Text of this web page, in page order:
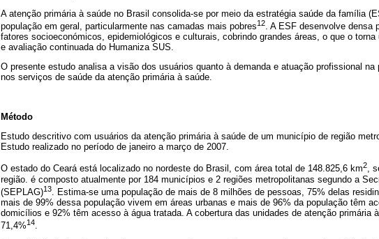
A atenção primária à saúde no Brasil consolida-se por meio da estratégia saúde da família
população em geral, particularmente nas camadas mais pobres12. A ESF desenvolve densa
fatores socioeconómicos, epidemiológicos e culturais, cobrindo grandes áreas, o que o
e avaliação continuada do Humaniza SUS.
O presente estudo analisa a visão dos usuários quanto à demanda e atuação profissional
nos serviços de saúde da atenção primária à saúde.
Método
Estudo descritivo com usuários da atenção primária à saúde de um município de região
Estudo realizado no período de janeiro a março de 2007.
O estado do Ceará está localizado no nordeste do Brasil, com área total de 148.825,6 km2,
região. é composto atualmente por 184 municípios e 2 regiões metropolitanas segundo a
(SEPLAG)13. Estima-se uma população de mais de 8 milhões de pessoas, 75% delas
mais de 99% dessa população vivem em áreas urbanas e mais de 96% da população têm
domicílios e 92% têm acesso à água tratada. A cobertura das unidades de atenção primária
71,4%14.